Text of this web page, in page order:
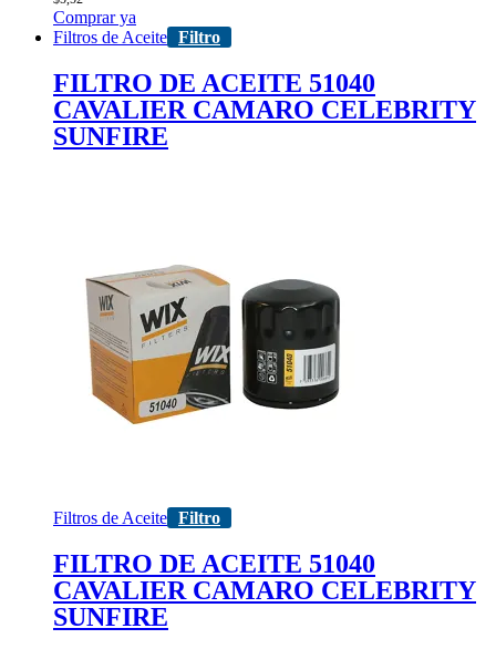
Comprar ya
Filtros de Aceite Filtro
FILTRO DE ACEITE 51040
CAVALIER CAMARO CELEBRITY
SUNFIRE
Filtros de Aceite Filtro
FILTRO DE ACEITE 51040
CAVALIER CAMARO CELEBRITY
SUNFIRE